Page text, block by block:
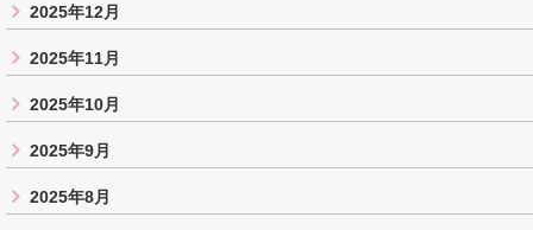
2025年12月
2025年11月
2025年10月
2025年9月
2025年8月